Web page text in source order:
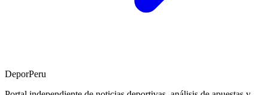
DeporPeru